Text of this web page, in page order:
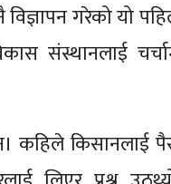
गरेको यो
संस्थानलाई
कहिले किसानलाई